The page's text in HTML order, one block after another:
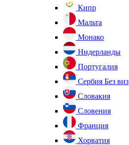
Кипр
Мальта
Монако
Нидерланды
Португалия
Сербия Без виз
Словакия
Словения
Франция
Хорватия